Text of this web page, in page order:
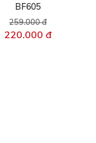
BF605
259.000 đ
220.000 đ